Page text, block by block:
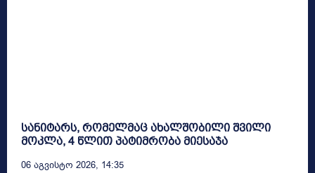
სანიტარს, რომელმაც ახალშობილი შვილი
მოკლა, 4 წლით პატიმრობა მიესაჯა
06 Აგვისტო 2026, 14:35